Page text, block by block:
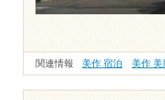
関連情報 美作 宿泊 美作 美